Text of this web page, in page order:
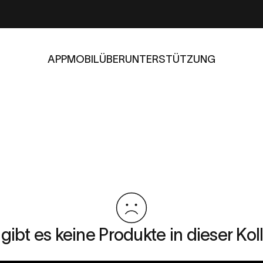
APPMOBILÜBERUNTERSTÜTZUNG
es keine Produkte in dieser